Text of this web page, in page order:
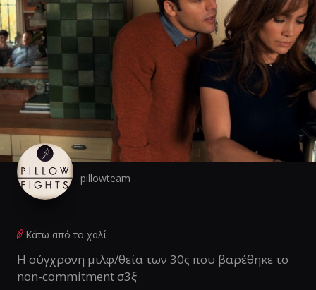
pillowteam
Κάτω από το χαλί
Η σύγχρονη μιλφ/θεία των 30ς που βαρέθηκε το
non-commitment σ3ξ